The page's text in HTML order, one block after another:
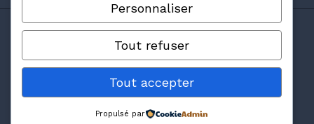
© 2026 Avillas Constructions
Plan de site|A propos
légales
Personnaliser
Tout refuser
Tout accepter
Propulsé par